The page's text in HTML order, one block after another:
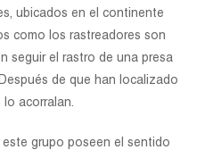
ubicados en el continente
como los rastreadores son
seguir el rastro de una presa
de que han localizado
acorralan.
grupo poseen el sentido